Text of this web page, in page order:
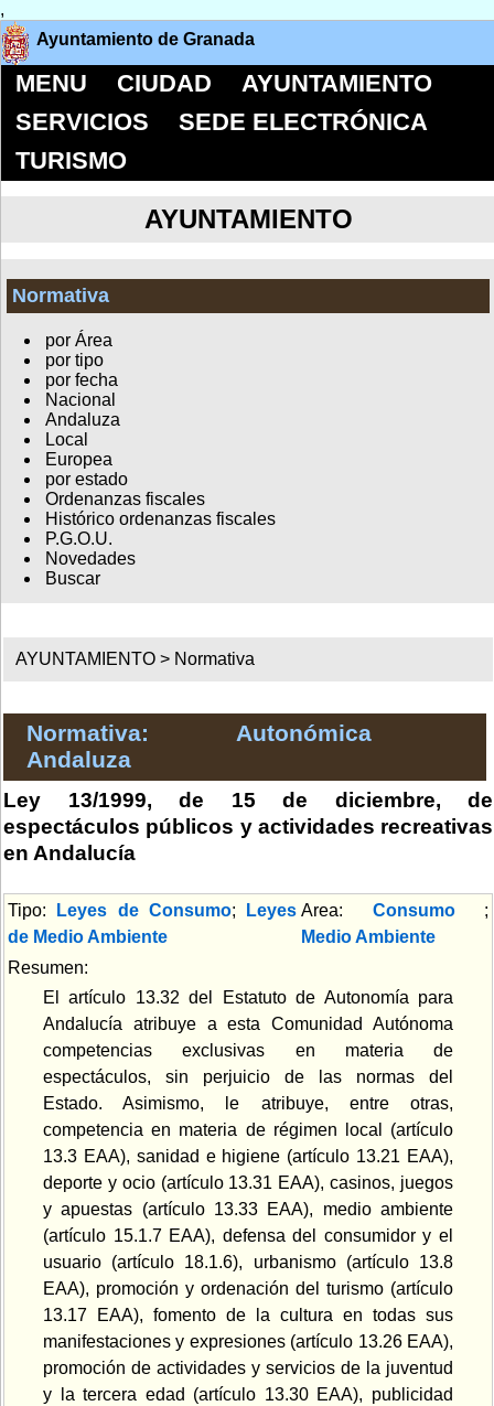
,
Ayuntamiento de Granada
MENU CIUDAD
AYUNTAMIENTO
SERVICIOS
SEDE ELECTRÓNICA
TURISMO
AYUNTAMIENTO
Normativa
por Área
por tipo
por fecha
Nacional
Andaluza
Local
Europea
por estado
Ordenanzas fiscales
Histórico ordenanzas fiscales
P.G.O.U.
Novedades
Buscar
AYUNTAMIENTO > Normativa
Normativa: Autonómica
Andaluza
Ley 13/1999, de 15 de diciembre, de
espectáculos públicos y actividades recreativas
en Andalucía
Tipo: Leyes de Consumo;
Leyes
de Medio Ambiente
Area: Consumo;
Medio Ambiente
Resumen:
El artículo 13.32 del Estatuto de Autonomía para
Andalucía atribuye a esta Comunidad Autónoma
competencias exclusivas en materia de
espectáculos, sin perjuicio de las normas del
Estado. Asimismo, le atribuye, entre otras,
competencia en materia de régimen local (artículo
13.3 EAA), sanidad e higiene (artículo 13.21 EAA),
deporte y ocio (artículo 13.31 EAA), casinos, juegos
y apuestas (artículo 13.33 EAA), medio ambiente
(artículo 15.1.7 EAA), defensa del consumidor y el
usuario (artículo 18.1.6), urbanismo (artículo 13.8
EAA), promoción y ordenación del turismo (artículo
13.17 EAA), fomento de la cultura en todas sus
manifestaciones y expresiones (artículo 13.26 EAA),
promoción de actividades y servicios de la juventud
y la tercera edad (artículo 13.30 EAA), publicidad